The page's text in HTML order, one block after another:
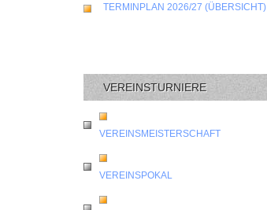
TERMINPLAN 2026/27 (ÜBERSICHT)
VEREINSTURNIERE
VEREINSMEISTERSCHAFT
VEREINSPOKAL